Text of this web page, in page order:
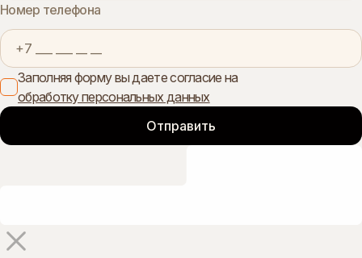
Номер телефона
Заполняя форму вы даете согласие на
обработку персональных данных